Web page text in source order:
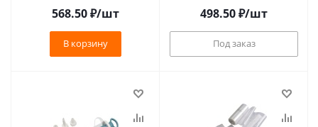
568.50₽/шт
В корзину
498.50₽/шт
Под заказ